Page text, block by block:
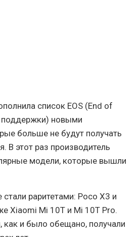
список EOS (End of
поддержки) новыми
больше не будут получать
В этот раз производитель
модели, которые вышли
раритетами: Poco X3 и
Xiaomi Mi 10T и Mi 10T Pro.
как и было обещано, получали